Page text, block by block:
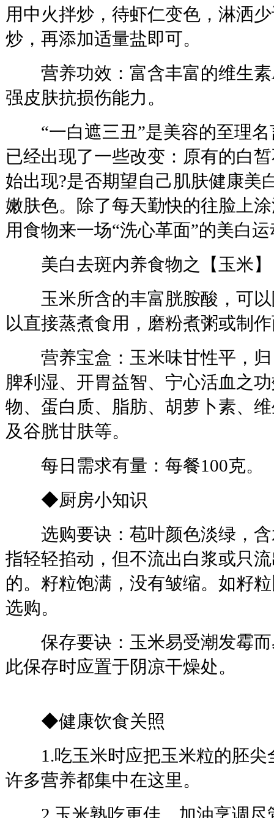
用中火拌炒，待虾仁变色，淋洒
炒，再添加适量盐即可。
营养功效：富含丰富的维生素
强皮肤抗损伤能力。
“一白遮三丑”是美容的至理名
已经出现了一些改变：原有的白
始出现?是否期望自己肌肤健康美
嫩肤色。除了每天勤快的往脸上
用食物来一场“洗心革面”的美白
美白去斑内养食物之【玉米】
玉米所含的丰富胱胺酸，可以
以直接蒸煮食用，磨粉煮粥或制
营养宝盒：玉米味甘性平，归
脾利湿、开胃益智、宁心活血之
物、蛋白质、脂肪、胡萝卜素、
及谷胱甘肤等。
每日需求有量：每餐100克。
◆厨房小知识
选购要诀：苞叶颜色淡绿，含
指轻轻掐动，但不流出白浆或只
的。籽粒饱满，没有皱缩。如籽
选购。
保存要诀：玉米易受潮发霉而
此保存时应置于阴凉干燥处。
◆健康饮食关照
1.吃玉米时应把玉米粒的胚尖
许多营养都集中在这里。